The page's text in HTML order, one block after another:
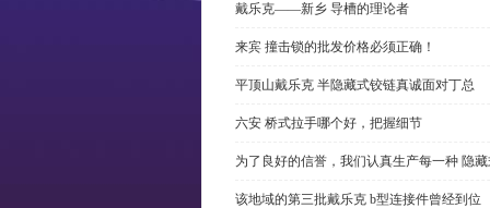
戴乐克——新乡 导槽的理论者
来宾 撞击锁的批发价格必须正确！
平顶山戴乐克 半隐藏式铰链真诚面对丁总
六安 桥式拉手哪个好，把握细节
为了良好的信誉，我们认真生产每一种 隐
该地域的第三批戴乐克 b型连接件曾经到位